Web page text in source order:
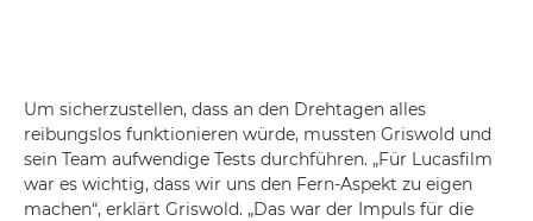
Um sicherzustellen, dass an den Drehtagen alles
reibungslos funktionieren würde, mussten Griswold und
sein Team aufwendige Tests durchführen. „Für Lucasfilm
war es wichtig, dass wir uns den Fern-Aspekt zu eigen
machen“, erklärt Griswold. „Das war der Impuls für die